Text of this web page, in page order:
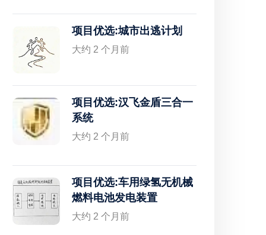
项目优选:城市出逃计划
大约 2 个月前
项目优选:汉飞金盾三合一
系统
大约 2 个月前
项目优选:车用绿氢无机械
燃料电池发电装置
大约 2 个月前